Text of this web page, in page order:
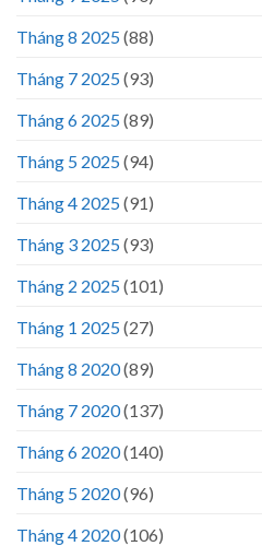
Tháng 8 2025(88)
Tháng 7 2025(93)
Tháng 6 2025(89)
Tháng 5 2025(94)
Tháng 4 2025(91)
Tháng 3 2025(93)
Tháng 2 2025(101)
Tháng 1 2025(27)
Tháng 8 2020(89)
Tháng 7 2020(137)
Tháng 6 2020(140)
Tháng 5 2020(96)
Tháng 4 2020(106)